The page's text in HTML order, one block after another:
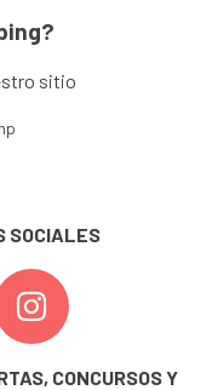
sitio
SOCIALES
CONCURSOS Y